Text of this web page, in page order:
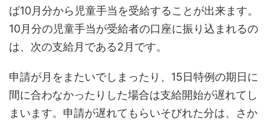
ば10月分から児童手当を受給することが出来ます。
10月分の児童手当が受給者の口座に振り込まれるの
は、次の支給月である2月です。
申請が月をまたいでしまったり、15日特例の期日に
間に合わなかったりした場合は支給開始が遅れてし
まいます。申請が遅れてもらいそびれた分は、さか